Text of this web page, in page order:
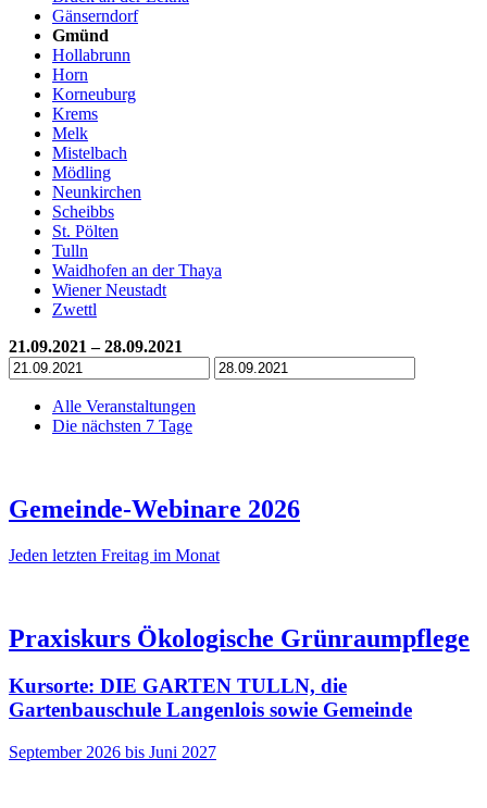
Gänserndorf
Gmünd
Hollabrunn
Horn
Korneuburg
Krems
Melk
Mistelbach
Mödling
Neunkirchen
Scheibbs
St. Pölten
Tulln
Waidhofen an der Thaya
Wiener Neustadt
Zwettl
21.09.2021 – 28.09.2021
Alle Veranstaltungen
Die nächsten 7 Tage
Gemeinde-Webinare 2026
Jeden letzten Freitag im Monat
Praxiskurs Ökologische Grünraumpflege
Kursorte: DIE GARTEN TULLN, die
Gartenbauschule Langenlois sowie Gemeinde
September 2026 bis Juni 2027